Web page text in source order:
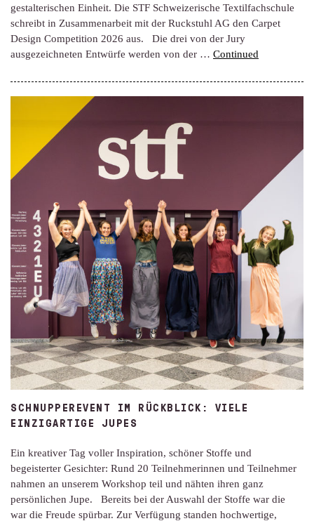
gestalterischen Einheit. Die STF Schweizerische Textilfachschule
schreibt in Zusammenarbeit mit der Ruckstuhl AG den Carpet
Design Competition 2026 aus. Die drei von der Jury
ausgezeichneten Entwürfe werden von der … Continued
SCHNUPPEREVENT IM RÜCKBLICK: VIELE
EINZIGARTIGE JUPES
Ein kreativer Tag voller Inspiration, schöner Stoffe und
begeisterter Gesichter: Rund 20 Teilnehmerinnen und Teilnehmer
nahmen an unserem Workshop teil und nähten ihren ganz
persönlichen Jupe. Bereits bei der Auswahl der Stoffe war die
war die Freude spürbar. Zur Verfügung standen hochwertige,